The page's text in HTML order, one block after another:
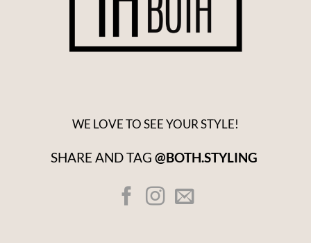
WE LOVE TO SEE YOUR STYLE!
SHARE AND TAG @BOTH.STYLING